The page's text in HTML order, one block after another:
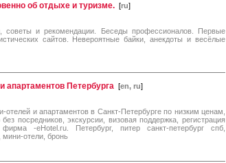
об отдыхе и туризме. [ru]
советы и рекомендации. Беседы профессионалов. Первые
сайтов. Невероятные байки, анекдоты и весёлые
апартаментов Петербурга [en, ru]
отелей и апартаментов в Санкт-Петербурге по низким ценам,
посредников, экскурсии, визовая поддержка, регистрация
-eHotel.ru. Петербург, питер санкт-петербург спб,
мини-отели, бронь